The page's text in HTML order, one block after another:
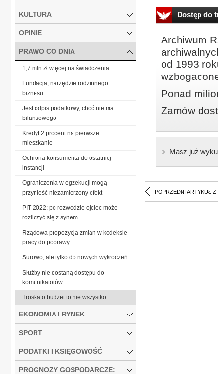
Dostęp do
Archiwum
od 1993
Ponad
Zamów
Masz już
POPRZEDNI ARTYKUŁ Z
KULTURA
OPINIE
PRAWO CO DNIA
1,7 mln zł więcej na świadczenia
Fundacja, narzędzie rodzinnego
biznesu
Jest odpis podatkowy, choć nie ma
bilansowego
Kredyt 2 procent na pierwsze
mieszkanie
Ochrona konsumenta do ostatniej
instancji
Ograniczenia w egzekucji mogą
przynieść niezamierzony efekt
PIT 2022: po rozwodzie ojciec może
rozliczyć się z synem
Rządowa propozycja zmian w kodeksie
pracy do poprawy
Surowo, ale tylko do nowych wykroczeń
Służby nie dostaną dostępu do
komunikatorów
Troska o budżet to nie wszystko
EKONOMIA I RYNEK
SPORT
PODATKI I KSIĘGOWOŚĆ
PROGNOZY GOSPODARCZE: